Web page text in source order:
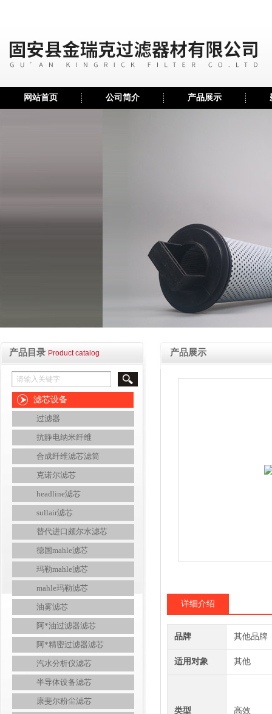
网站首页 公司简介 产品展示
产品目录 Product catalog
滤芯设备
过滤器
抗静电纳米纤维
合成纤维滤芯滤筒
克诺尔滤芯
headline滤芯
sullair滤芯
替代进口颇尔水滤芯
德国mahle滤芯
玛勒mahle滤芯
mahle玛勒滤芯
油雾滤芯
阿*油过滤器滤芯
阿*精密过滤器滤芯
汽水分析仪滤芯
半导体设备滤芯
康斐尔粉尘滤芯
产品展示
详细介绍
品牌 其他品牌
适用对象 其他
类型 高效